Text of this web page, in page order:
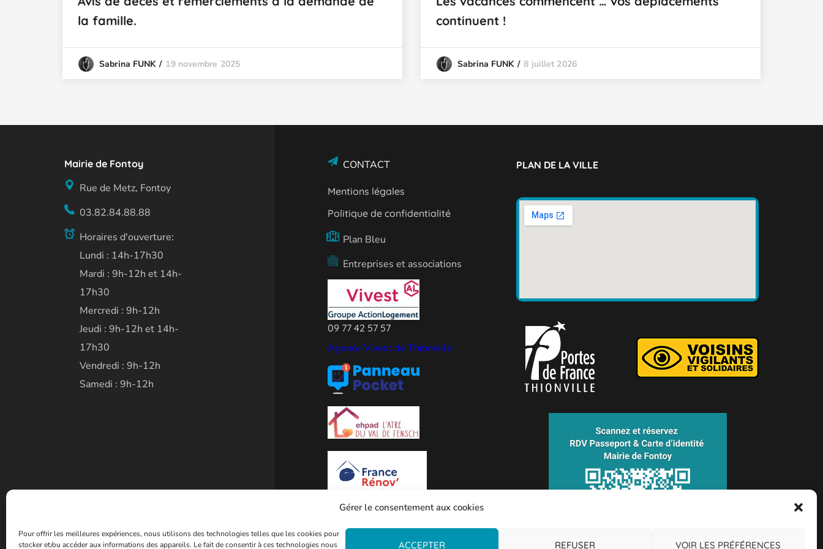
Gérer le consentement aux cookies
Pour offrir les meilleures expériences, nous utilisons des technologies telles que les cookies pour
stocker et/ou accéder aux informations des appareils. Le fait de consentir à ces technologies nous
ACCEPTER REFUSER VOIR LES PRÉFÉRENCES
la famille.
Sabrina FUNK 19 novembre 2025
continuent !
Sabrina FUNK 8 juillet 2026
Mairie de Fontoy
Rue de Metz, Fontoy
03.82.84.88.88
Horaires d'ouverture:
Lundi : 14h-17h30
Mardi : 9h-12h et 14h-
17h30
Mercredi : 9h-12h
Jeudi : 9h-12h et 14h-
17h30
Vendredi : 9h-12h
Samedi : 9h-12h
CONTACT
Mentions légales
Politique de confidentialité
Plan Bleu
Entreprises et associations
09 77 42 57 57
Agence Vivest de Thionville
PLAN DE LA VILLE